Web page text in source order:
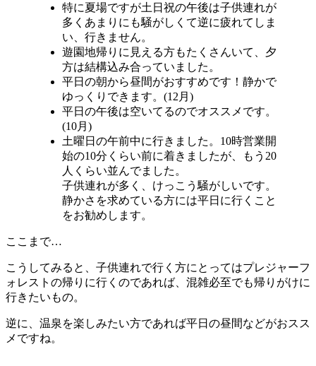
特に夏場ですが土日祝の午後は子供連れが
多くあまりにも騒がしくて逆に疲れてしま
い、行きません。
遊園地帰りに見える方もたくさんいて、夕
方は結構込み合っていました。
平日の朝から昼間がおすすめです！静かで
ゆっくりできます。(12月)
平日の午後は空いてるのでオススメです。
(10月)
土曜日の午前中に行きました。10時営業開
始の10分くらい前に着きましたが、もう20
人くらい並んでました。
子供連れが多く、けっこう騒がしいです。
静かさを求めている方には平日に行くこと
をお勧めします。
ここまで…
こうしてみると、子供連れで行く方にとってはプレジャーフ
ォレストの帰りに行くのであれば、混雑必至でも帰りがけに
行きたいもの。
逆に、温泉を楽しみたい方であれば平日の昼間などがおスス
メですね。